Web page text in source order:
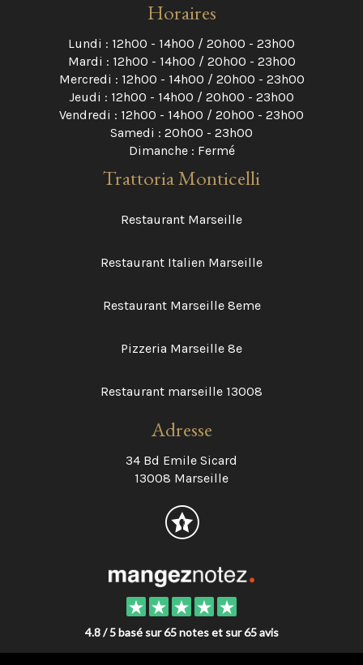
Horaires
Lundi : 12h00 - 14h00 / 20h00 - 23h00
Mardi : 12h00 - 14h00 / 20h00 - 23h00
Mercredi : 12h00 - 14h00 / 20h00 - 23h00
Jeudi : 12h00 - 14h00 / 20h00 - 23h00
Vendredi : 12h00 - 14h00 / 20h00 - 23h00
Samedi : 20h00 - 23h00
Dimanche : Fermé
Trattoria Monticelli
Restaurant Marseille
Restaurant Italien Marseille
Restaurant Marseille 8eme
Pizzeria Marseille 8e
Restaurant marseille 13008
Adresse
34 Bd Emile Sicard
13008 Marseille
4.8 / 5 basé sur 65 notes et sur 65 avis